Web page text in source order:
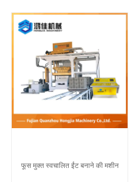
फूस मुक्त स्वचालित ईंट बनाने की मशीन